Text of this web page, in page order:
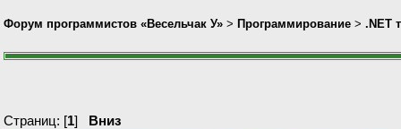
Форум программистов «Весельчак У» > Программирование > .NET
Страниц: [1] Вниз